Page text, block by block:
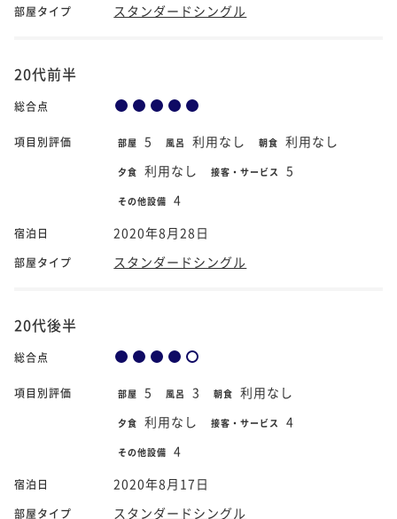
部屋タイプ スタンダードシングル
20代前半
総合点
項目別評価 部屋 5 風呂 利用なし 朝食 利用なし
夕食 利用なし 接客・サービス 5
その他設備 4
宿泊日 2020年8月28日
部屋タイプ スタンダードシングル
20代後半
総合点
項目別評価 部屋 5 風呂 3 朝食 利用なし
夕食 利用なし 接客・サービス 4
その他設備 4
宿泊日 2020年8月17日
部屋タイプ スタンダードシングル